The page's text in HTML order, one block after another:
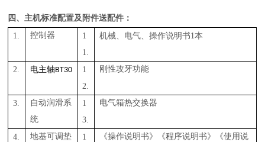
四、主机标准配置及附件送配件 ：
1.
控制器
1
1.
机械、电气、操作说明书1本
2. 电主轴BT30
1
2.
刚性攻牙功能
3.
自动润滑系
统
1
3.
电气箱热交换器
4. 地基可调垫
1
《操作说明书》《程序说明书》《使用说